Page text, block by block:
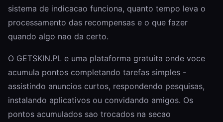
sistema de indicacao funciona, quanto tempo leva o
processamento das recompensas e o que fazer
quando algo nao da certo.
O GETSKIN.PL e uma plataforma gratuita onde voce
acumula pontos completando tarefas simples -
assistindo anuncios curtos, respondendo pesquisas,
instalando aplicativos ou convidando amigos. Os
pontos acumulados sao trocados na secao